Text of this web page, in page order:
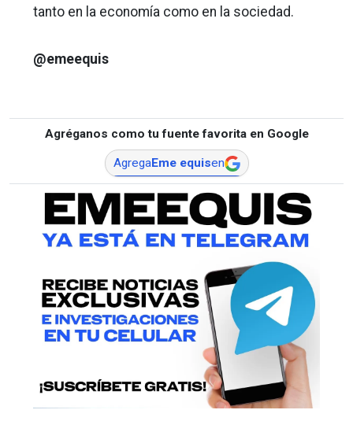
tanto en la economía como en la sociedad.
@emeequis
Agréganos como tu fuente favorita en Google
AgregaEme equisen